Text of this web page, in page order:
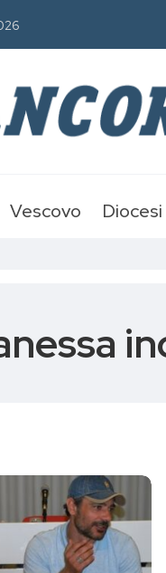
Vescovo Diocesi